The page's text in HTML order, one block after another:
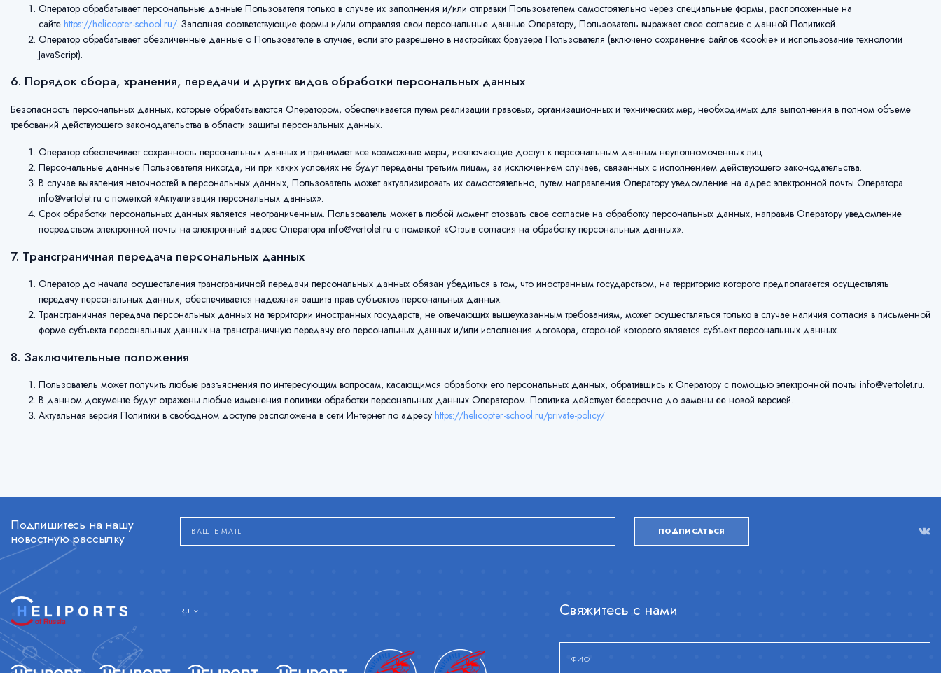
Оператор обрабатывает персональные данные Пользователя только в случае их заполнения и/или отправки Пользователем самостоятельно через специальные формы, расположенные на
сайте https://helicopter-school.ru/. Заполняя соответствующие формы и/или отправляя свои персональные данные Оператору, Пользователь выражает свое согласие с данной Политикой.
Оператор обрабатывает обезличенные данные о Пользователе в случае, если это разрешено в настройках браузера Пользователя (включено сохранение файлов «cookie» и использование технологии
JavaScript).
6. Порядок сбора, хранения, передачи и других видов обработки персональных данных
Безопасность персональных данных, которые обрабатываются Оператором, обеспечивается путем реализации правовых, организационных и технических мер, необходимых для выполнения в полном объеме
требований действующего законодательства в области защиты персональных данных.
Оператор обеспечивает сохранность персональных данных и принимает все возможные меры, исключающие доступ к персональным данным неуполномоченных лиц.
Персональные данные Пользователя никогда, ни при каких условиях не будут переданы третьим лицам, за исключением случаев, связанных с исполнением действующего законодательства.
В случае выявления неточностей в персональных данных, Пользователь может актуализировать их самостоятельно, путем направления Оператору уведомление на адрес электронной почты Оператора
info@vertolet.ru с пометкой «Актуализация персональных данных».
Срок обработки персональных данных является неограниченным. Пользователь может в любой момент отозвать свое согласие на обработку персональных данных, направив Оператору уведомление
посредством электронной почты на электронный адрес Оператора info@vertolet.ru с пометкой «Отзыв согласия на обработку персональных данных».
7. Трансграничная передача персональных данных
Оператор до начала осуществления трансграничной передачи персональных данных обязан убедиться в том, что иностранным государством, на территорию которого предполагается осуществлять
передачу персональных данных, обеспечивается надежная защита прав субъектов персональных данных.
Трансграничная передача персональных данных на территории иностранных государств, не отвечающих вышеуказанным требованиям, может осуществляться только в случае наличия согласия в письменной
форме субъекта персональных данных на трансграничную передачу его персональных данных и/или исполнения договора, стороной которого является субъект персональных данных.
8. Заключительные положения
Пользователь может получить любые разъяснения по интересующим вопросам, касающимся обработки его персональных данных, обратившись к Оператору с помощью электронной почты info@vertolet.ru.
В данном документе будут отражены любые изменения политики обработки персональных данных Оператором. Политика действует бессрочно до замены ее новой версией.
Актуальная версия Политики в свободном доступе расположена в сети Интернет по адресу https://helicopter-school.ru/private-policy/
Подпишитесь на нашу
новостную рассылку ПОДПИСАТЬСЯ
RU Свяжитесь с нами